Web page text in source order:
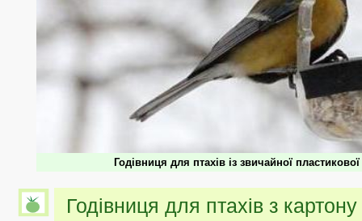
Годівниця для птахів із звичайної
Годівниця для птахів з картону